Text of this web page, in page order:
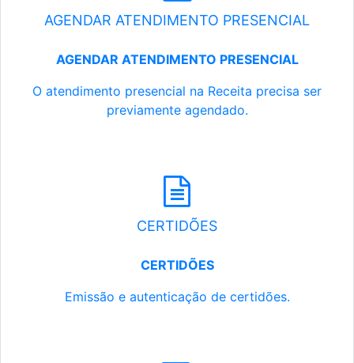
AGENDAR ATENDIMENTO PRESENCIAL
AGENDAR ATENDIMENTO PRESENCIAL
O atendimento presencial na Receita precisa ser
previamente agendado.
CERTIDÕES
CERTIDÕES
Emissão e autenticação de certidões.